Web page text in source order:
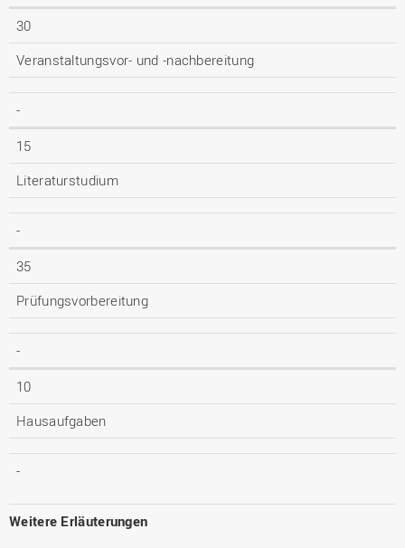
30
Veranstaltungsvor- und -nachbereitung
-
15
Literaturstudium
-
35
Prüfungsvorbereitung
-
10
Hausaufgaben
-
Weitere Erläuterungen